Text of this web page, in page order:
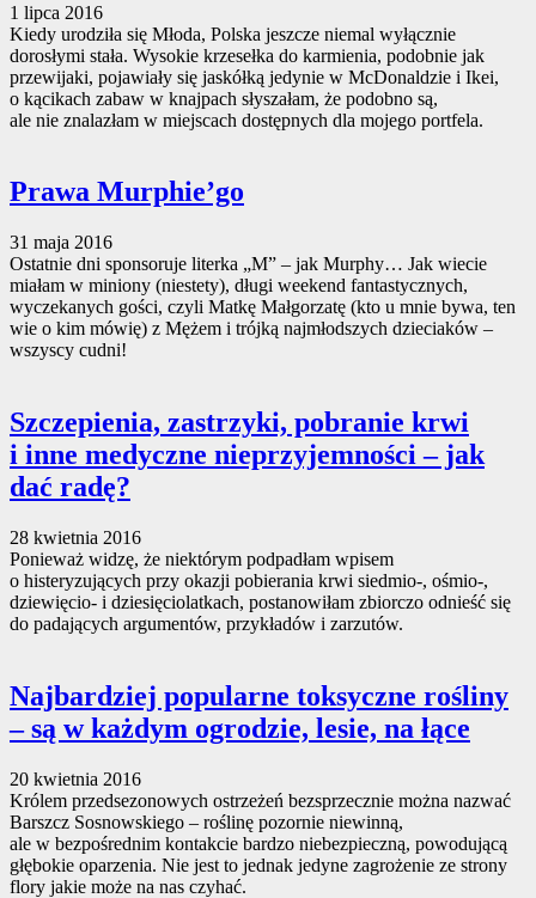
1 lipca 2016
Kiedy urodziła się Młoda, Polska jeszcze niemal wyłącznie
dorosłymi stała. Wysokie krzesełka do karmienia, podobnie jak
przewijaki, pojawiały się jaskółką jedynie w McDonaldzie i Ikei,
o kącikach zabaw w knajpach słyszałam, że podobno są,
ale nie znalazłam w miejscach dostępnych dla mojego portfela.
Prawa Murphie’go
31 maja 2016
Ostatnie dni sponsoruje literka „M” – jak Murphy… Jak wiecie
miałam w miniony (niestety), długi weekend fantastycznych,
wyczekanych gości, czyli Matkę Małgorzatę (kto u mnie bywa, ten
wie o kim mówię) z Mężem i trójką najmłodszych dzieciaków –
wszyscy cudni!
Szczepienia, zastrzyki, pobranie krwi
i inne medyczne nieprzyjemności – jak
dać radę?
28 kwietnia 2016
Ponieważ widzę, że niektórym podpadłam wpisem
o histeryzujących przy okazji pobierania krwi siedmio-, ośmio-,
dziewięcio- i dziesięciolatkach, postanowiłam zbiorczo odnieść się
do padających argumentów, przykładów i zarzutów.
Najbardziej popularne toksyczne rośliny
– są w każdym ogrodzie, lesie, na łące
20 kwietnia 2016
Królem przedsezonowych ostrzeżeń bezsprzecznie można nazwać
Barszcz Sosnowskiego – roślinę pozornie niewinną,
ale w bezpośrednim kontakcie bardzo niebezpieczną, powodującą
głębokie oparzenia. Nie jest to jednak jedyne zagrożenie ze strony
flory jakie może na nas czyhać.